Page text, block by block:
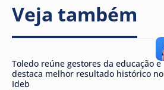
Veja também
Toledo reúne gestores da educação e
destaca melhor resultado histórico no
Ideb